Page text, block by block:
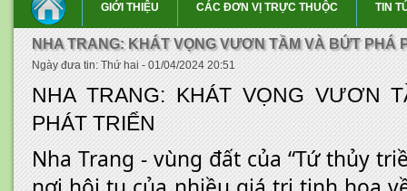
GIỚI THIỆU CÁC ĐƠN VỊ TRỰC THUỘC TIN
NHA TRANG: KHÁT VỌNG VƯƠN TẦM VÀ BỨT PHÁ
Ngày đưa tin: Thứ hai - 01/04/2024 20:51
NHA TRANG: KHÁT VỌNG VƯƠN
PHÁT TRIỂN
Nha Trang - vùng đất của “Tứ thủy